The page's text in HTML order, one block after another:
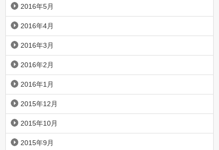
2016年5月
2016年4月
2016年3月
2016年2月
2016年1月
2015年12月
2015年10月
2015年9月